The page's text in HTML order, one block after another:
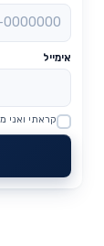
אימייל
Website
קראתי ואני